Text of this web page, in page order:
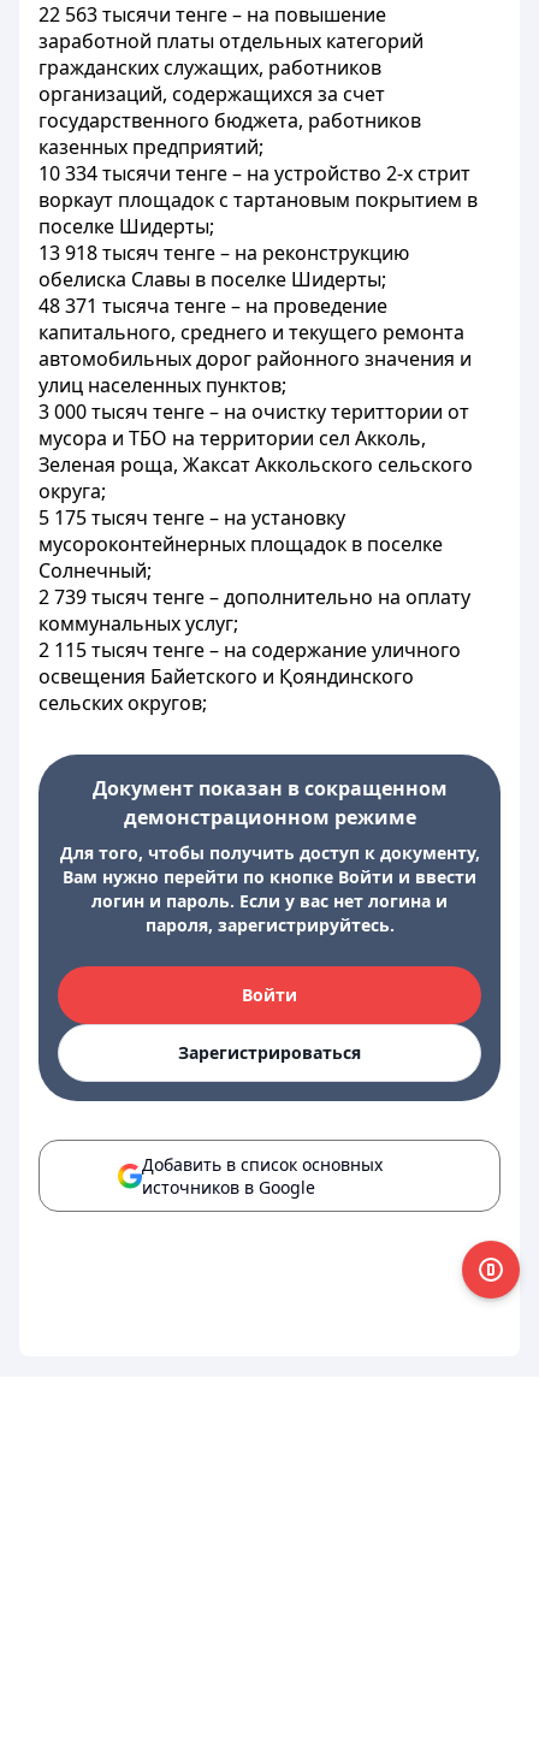
22 563 тысячи тенге – на повышение
заработной платы отдельных категорий
гражданских служащих, работников
организаций, содержащихся за счет
государственного бюджета, работников
казенных предприятий;
10 334 тысячи тенге – на устройство 2-х стрит
воркаут площадок с тартановым покрытием в
поселке Шидерты;
13 918 тысяч тенге – на реконструкцию
обелиска Славы в поселке Шидерты;
48 371 тысяча тенге – на проведение
капитального, среднего и текущего ремонта
автомобильных дорог районного значения и
улиц населенных пунктов;
3 000 тысяч тенге – на очистку териттории от
мусора и ТБО на территории сел Акколь,
Зеленая роща, Жаксат Аккольского сельского
округа;
5 175 тысяч тенге – на установку
мусороконтейнерных площадок в поселке
Солнечный;
2 739 тысяч тенге – дополнительно на оплату
коммунальных услуг;
2 115 тысяч тенге – на содержание уличного
освещения Байетского и Қояндинского
сельских округов;
Документ показан в сокращенном
демонстрационном режиме
Для того, чтобы получить доступ к документу,
Вам нужно перейти по кнопке Войти и ввести
логин и пароль. Если у вас нет логина и
пароля, зарегистрируйтесь.
Войти
Зарегистрироваться
Добавить в список основных
источников в Google